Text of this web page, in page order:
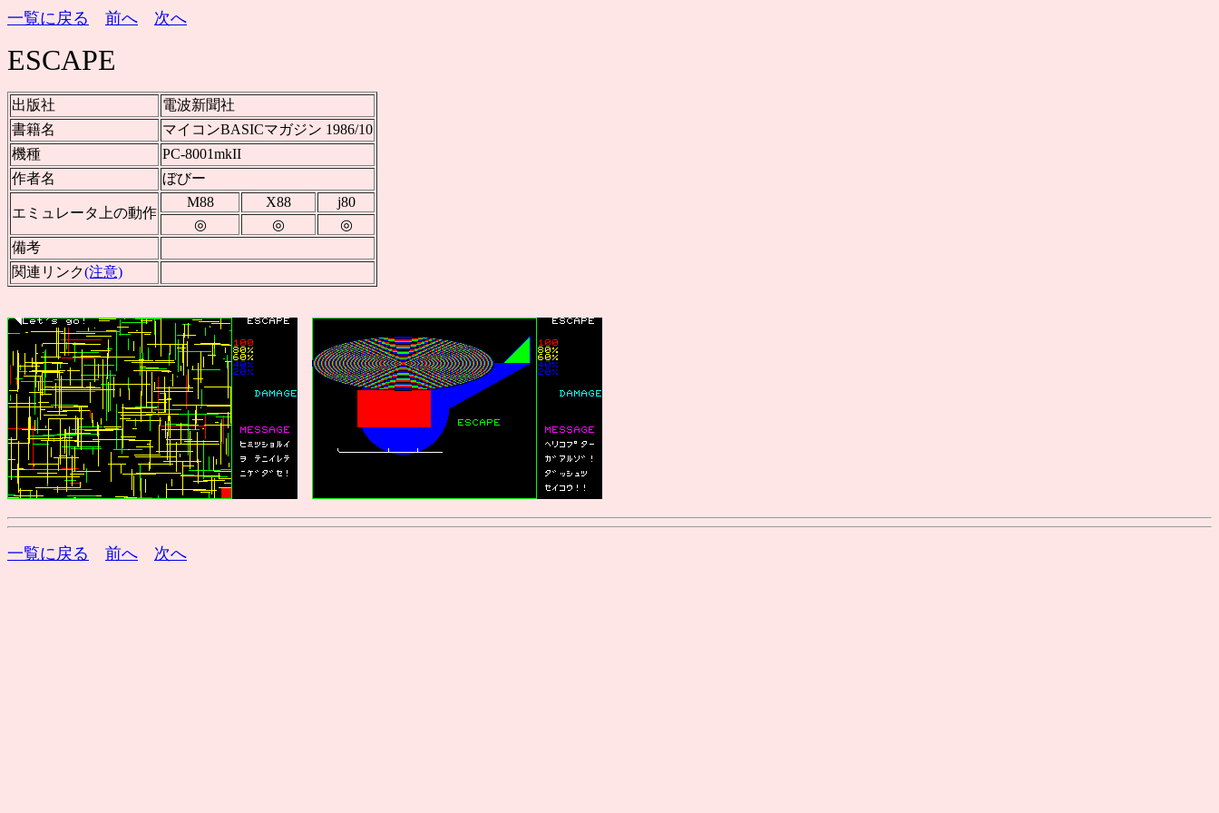
一覧に戻る 前へ 次へ
ESCAPE
出版社
電波新聞社
書籍名
マイコンBASICマガジン 1986/10
機種
PC-8001mkII
作者名
ぼびー
エミュレータ上の動作
M88 X88
j80
◎
◎
◎
備考
関連リンク(注意)
一覧に戻る 前へ 次へ